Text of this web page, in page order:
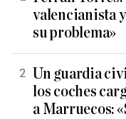
valencianista y
su problema»
Un guardia
los coches
a Marruecos: